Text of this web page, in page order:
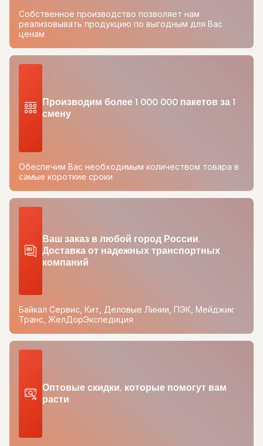
Собственное производство позволяет нам
реализовывать продукцию по выгодным для Вас
ценам
Производим более 1 000 000 пакетов за 1
смену
Обеспечим Вас необходимым количеством товара в
самые короткие сроки
Ваш заказ в любой город России.
Доставка от надежных транспортных
компаний
Байкал Сервис, Кит, Деловые Линии, ПЭК, Мейджик
Транс, ЖелДорЭкспедиция
Оптовые скидки, которые помогут вам
расти